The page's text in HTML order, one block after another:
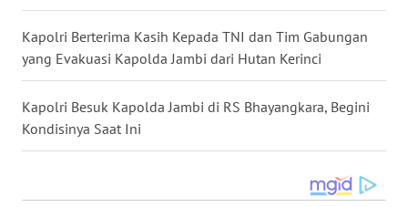
Kapolri Berterima Kasih Kepada TNI dan Tim Gabungan
yang Evakuasi Kapolda Jambi dari Hutan Kerinci
Kapolri Besuk Kapolda Jambi di RS Bhayangkara, Begini
Kondisinya Saat Ini
WN
SULUT
WN
MALUKU